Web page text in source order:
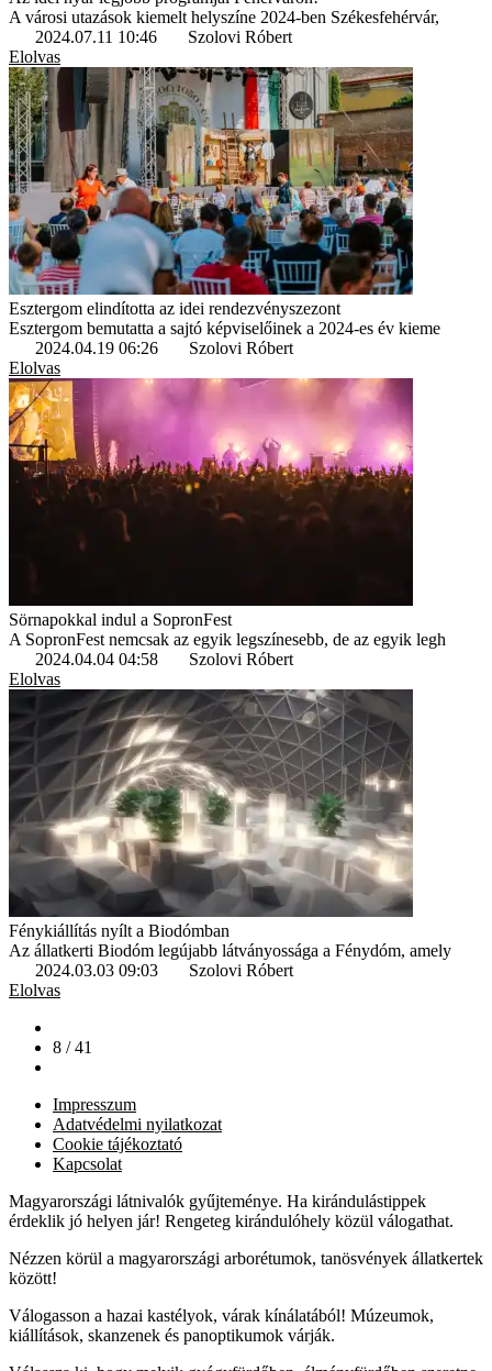
A városi utazások kiemelt helyszíne 2024-ben Székesfehérvár,
2024.07.11 10:46
Szolovi Róbert
Elolvas
Esztergom elindította az idei rendezvényszezont
Esztergom bemutatta a sajtó képviselőinek a 2024-es év kieme
2024.04.19 06:26
Szolovi Róbert
Elolvas
Sörnapokkal indul a SopronFest
A SopronFest nemcsak az egyik legszínesebb, de az egyik legh
2024.04.04 04:58
Szolovi Róbert
Elolvas
Fénykiállítás nyílt a Biodómban
Az állatkerti Biodóm legújabb látványossága a Fénydóm, amely
2024.03.03 09:03
Szolovi Róbert
Elolvas
8 / 41
Impresszum
Adatvédelmi nyilatkozat
Cookie tájékoztató
Kapcsolat
Magyarországi látnivalók gyűjteménye. Ha kirándulástippek
érdeklik jó helyen jár! Rengeteg kirándulóhely közül válogathat.
Nézzen körül a magyarországi arborétumok, tanösvények állatkertek
között!
Válogasson a hazai kastélyok, várak kínálatából! Múzeumok,
kiállítások, skanzenek és panoptikumok várják.